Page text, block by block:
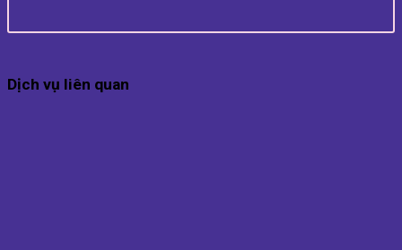
Dịch vụ liên quan